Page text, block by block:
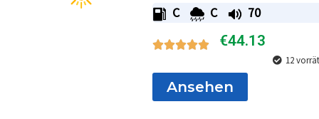
C C 70
€44.13
12
Ansehen